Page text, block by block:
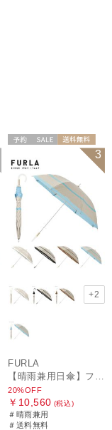
送料無料
ギフト向け
3
+2
FURLA
20%OFF
￥10,560 (税込)
＃晴雨兼用
＃送料無料